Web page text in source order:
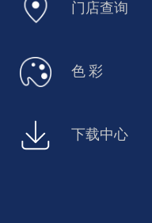
门店查询
色 彩
下载中心